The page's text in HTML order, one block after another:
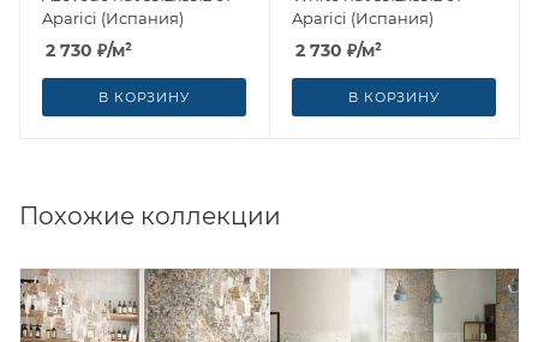
Aparici (Испания)
2 730 ₽/м²
В КОРЗИНУ
Aparici (Испания)
2 730 ₽/м²
В КОРЗИНУ
Похожие коллекции